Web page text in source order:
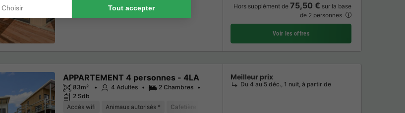
Hors supplément de 75,50 € sur la base
de 2 personnes
Voir les offres
APPARTEMENT 4 personnes - 4LA
83m² 4 Adultes
2 Chambres
2 Sdb
Accès wifi
Animaux autorisés * Cafetière
Meilleur prix
Du 4 au 5 déc., 1 nuit, à partir de